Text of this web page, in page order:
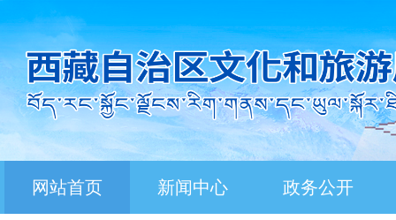
网站首页 新闻中心 政务公开